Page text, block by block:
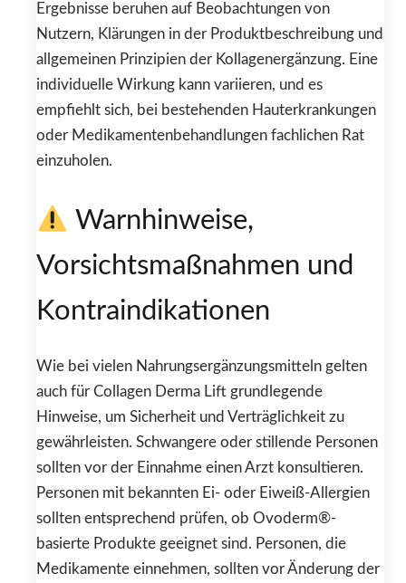
Ergebnisse beruhen auf Beobachtungen von
Nutzern, Klärungen in der Produktbeschreibung und
allgemeinen Prinzipien der Kollagenergänzung. Eine
individuelle Wirkung kann variieren, und es
empfiehlt sich, bei bestehenden Hauterkrankungen
oder Medikamentenbehandlungen fachlichen Rat
einzuholen.
Warnhinweise,
Vorsichtsmaßnahmen und
Kontraindikationen
Wie bei vielen Nahrungsergänzungsmitteln gelten
auch für Collagen Derma Lift grundlegende
Hinweise, um Sicherheit und Verträglichkeit zu
gewährleisten. Schwangere oder stillende Personen
sollten vor der Einnahme einen Arzt konsultieren.
Personen mit bekannten Ei- oder Eiweiß-Allergien
sollten entsprechend prüfen, ob Ovoderm®-
basierte Produkte geeignet sind. Personen, die
Medikamente einnehmen, sollten vor Änderung der